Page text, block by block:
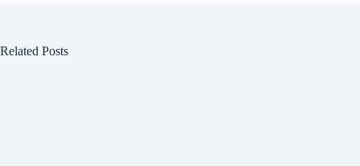
Related Posts